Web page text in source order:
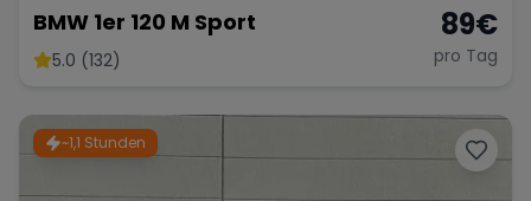
BMW 1er 120 M Sport
5.0 (132)
89€
pro Tag
~1,1 Stunden